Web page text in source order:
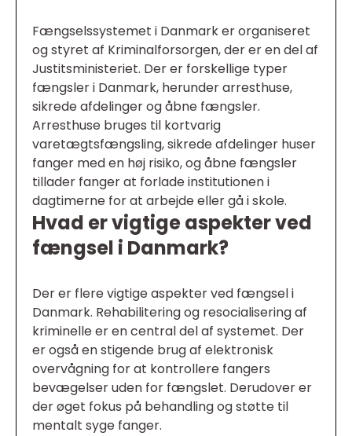
Fængselssystemet i Danmark er organiseret
og styret af Kriminalforsorgen, der er en del af
Justitsministeriet. Der er forskellige typer
fængsler i Danmark, herunder arresthuse,
sikrede afdelinger og åbne fængsler.
Arresthuse bruges til kortvarig
varetægtsfængsling, sikrede afdelinger huser
fanger med en høj risiko, og åbne fængsler
tillader fanger at forlade institutionen i
dagtimerne for at arbejde eller gå i skole.
Hvad er vigtige aspekter ved
fængsel i Danmark?
Der er flere vigtige aspekter ved fængsel i
Danmark. Rehabilitering og resocialisering af
kriminelle er en central del af systemet. Der
er også en stigende brug af elektronisk
overvågning for at kontrollere fangers
bevægelser uden for fængslet. Derudover er
der øget fokus på behandling og støtte til
mentalt syge fanger.